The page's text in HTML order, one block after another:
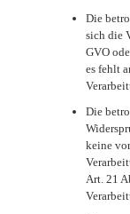
Die
sich die
GVO
es fehlt
Die
keine
Art. 21